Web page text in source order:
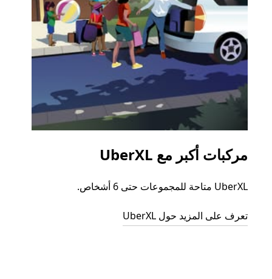
مركبات أكبر مع UberXL
UberXL متاحة للمجموعات حتى 6 أشخاص.
تعرف على المزيد حول UberXL